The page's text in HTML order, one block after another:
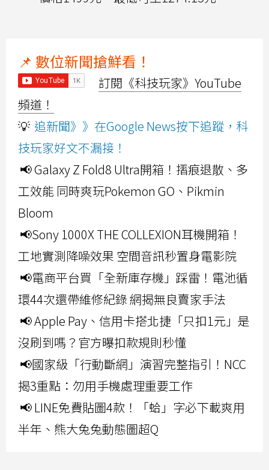
📌 數位新聞搶鮮看！
訂閱《科技玩家》YouTube
頻道！
💡 追新聞》》在Google News按下追蹤，科
技玩家好文不漏接！
📢 Galaxy Z Fold8 Ultra開箱！摺痕退散、多
工效能 同時爽玩Pokemon GO、Pikmin
Bloom
📢Sony 1000X THE COLLEXION耳機開箱！
工地實測降噪效果 空間音訊秒置身電影院
📢電商平台買「全新庫存機」踩雷！電池循
環44次還帶維修紀錄 網揭無良賣家手法
📢 Apple Pay、信用卡搭北捷「只扣1元」是
沒刷到嗎？官方曝扣款規則秒懂
📢國家級「行動斷網」演習完整指引！NCC
揭3重點：勿用手機處理重要工作
📢 LINE免費貼圖4款！「蛤」字必下載爽用
半年、熊大兔兔動態圖超Q